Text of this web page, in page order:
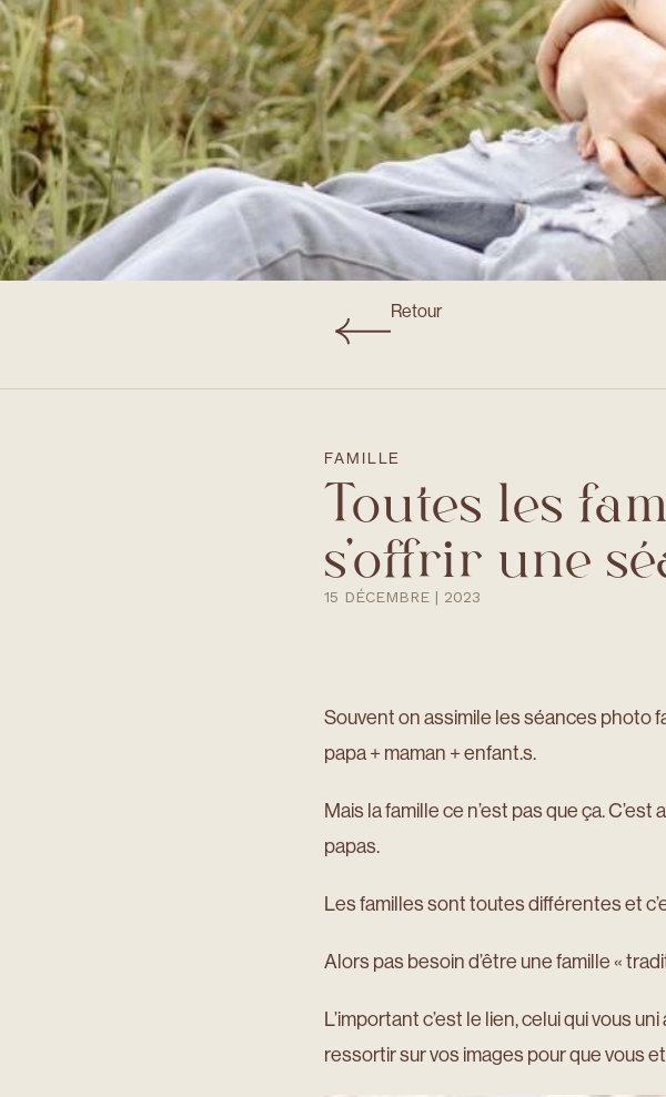
Retour
FAMILLE
Toutes les
s’offrir une
15 DÉCEMBRE | 2023
Souvent on assimile les séances photo
papa + maman + enfant.s.
Mais la famille ce n’est pas que ça.
papas.
Les familles sont toutes différentes et
Alors pas besoin d’être une famille «
L’important c’est le lien, celui qui vous
ressortir sur vos images pour que vous